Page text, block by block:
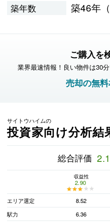
築年数 築46年
ご購入を
業界最速情報！良い物件は30
売却の無
サイトウハイムの
投資家向け分析結
総合評価
収益性
2.90
★★★★★
★★★★★
エリア選定
8.52
駅力
6.36